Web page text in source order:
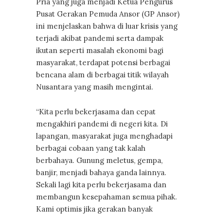
Pria yang juga menjadi Ketua Pengurus
Pusat Gerakan Pemuda Ansor (GP Ansor)
ini menjelaskan bahwa di luar krisis yang
terjadi akibat pandemi serta dampak
ikutan seperti masalah ekonomi bagi
masyarakat, terdapat potensi berbagai
bencana alam di berbagai titik wilayah
Nusantara yang masih mengintai.
“Kita perlu bekerjasama dan cepat
mengakhiri pandemi di negeri kita. Di
lapangan, masyarakat juga menghadapi
berbagai cobaan yang tak kalah
berbahaya. Gunung meletus, gempa,
banjir, menjadi bahaya ganda lainnya.
Sekali lagi kita perlu bekerjasama dan
membangun kesepahaman semua pihak.
Kami optimis jika gerakan banyak